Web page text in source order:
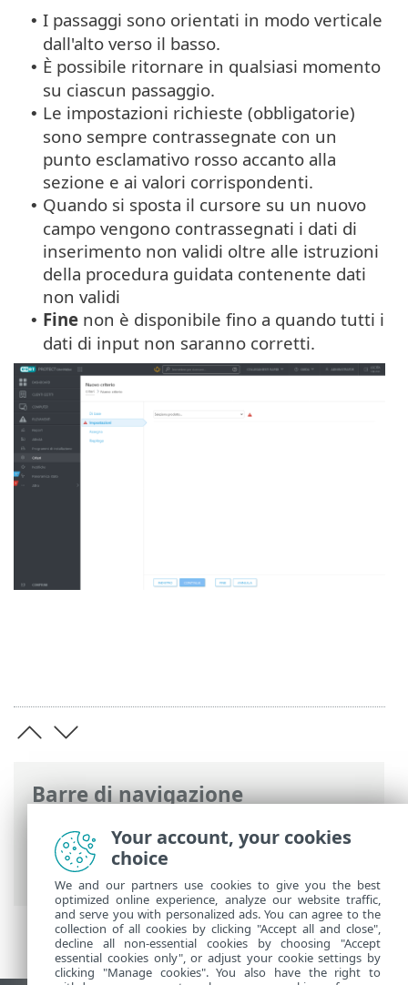
Barre di navigazione
Guida online ESET>ESET PROTECT On-
Prem>Per iniziare
> ESET PROTECT Web
Console
• I passaggi sono orientati in modo verticale
dall'alto verso il basso.
• È possibile ritornare in qualsiasi momento
su ciascun passaggio.
• Le impostazioni richieste (obbligatorie)
sono sempre contrassegnate con un
punto esclamativo rosso accanto alla
sezione e ai valori corrispondenti.
• Quando si sposta il cursore su un nuovo
campo vengono contrassegnati i dati di
inserimento non validi oltre alle istruzioni
della procedura guidata contenente dati
non validi
• Fine non è disponibile fino a quando tutti i
dati di input non saranno corretti.
Your account, your cookies
choice
We and our partners use cookies to give you the best
optimized online experience, analyze our website traffic,
and serve you with personalized ads. You can agree to the
collection of all cookies by clicking "Accept all and close",
decline all non-essential cookies by choosing "Accept
essential cookies only", or adjust your cookie settings by
clicking "Manage cookies". You also have the right to